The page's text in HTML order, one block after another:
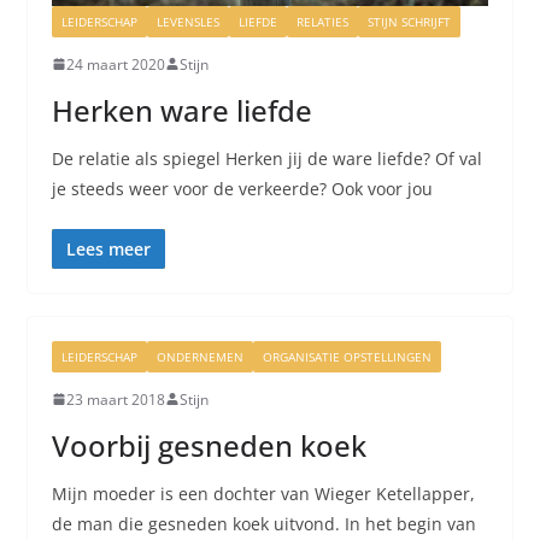
LEIDERSCHAP LEVENSLES LIEFDE RELATIES STIJN SCHRIJFT
24 maart 2020 Stijn
Herken ware liefde
De relatie als spiegel Herken jij de ware liefde? Of val
je steeds weer voor de verkeerde? Ook voor jou
Lees meer
LEIDERSCHAP ONDERNEMEN ORGANISATIE OPSTELLINGEN
23 maart 2018 Stijn
Voorbij gesneden koek
Mijn moeder is een dochter van Wieger Ketellapper,
de man die gesneden koek uitvond. In het begin van